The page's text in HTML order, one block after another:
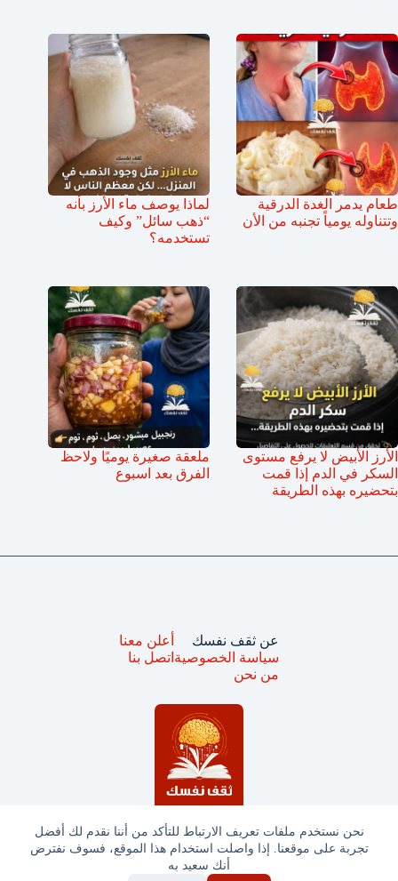
نحن نستخدم ملفات تعريف الارتباط للتأكد من أننا نقدم لك أفضل
تجربة على موقعنا. إذا واصلت استخدام هذا الموقع، فسوف نفترض
أنك سعيد به
طعام يدمر الغدة الدرقية
وتتناوله يومياً تجنبه من الأن
لماذا يوصف ماء الأرز بأنه
“ذهب سائل” وكيف
تستخدمه؟
الأرز الأبيض لا يرفع مستوى
السكر في الدم إذا قمت
بتحضيره بهذه الطريقة
ملعقة صغيرة يوميًا ولاحظ
الفرق بعد اسبوع
جميع الحقوق محفوظة © ثقف نفسك 2025
عن ثقف نفسك
سياسة الخصوصية
من نحن
أعلن معنا
اتصل بنا